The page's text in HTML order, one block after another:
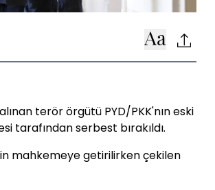
terör örgütü PYD/PKK'nın eski
tarafından serbest bırakıldı.
mahkemeye getirilirken çekilen